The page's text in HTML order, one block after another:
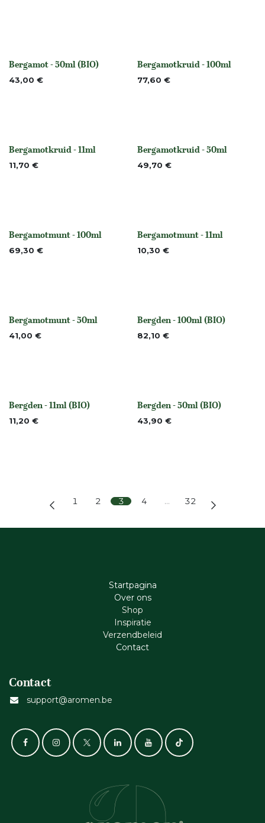
None
Bergamot - 50ml (BIO)
43,00 € None
Bergamotkruid - 100ml
77,60 €
None
Bergamotkruid - 11ml
11,70 € None
Bergamotkruid - 50ml
49,70 €
None
Bergamotmunt - 100ml
69,30 € None
Bergamotmunt - 11ml
10,30 €
None
Bergamotmunt - 50ml
41,00 € None
Bergden - 100ml (BIO)
82,10 €
None
Bergden - 11ml (BIO)
11,20 € None
Bergden - 50ml (BIO)
43,90 €
1 2 3 4 … 32
Startpagina
Ove​r​ ons
Shop
Inspiratie
Verzendbeleid
Cont​act
Contact
support@aromen.be